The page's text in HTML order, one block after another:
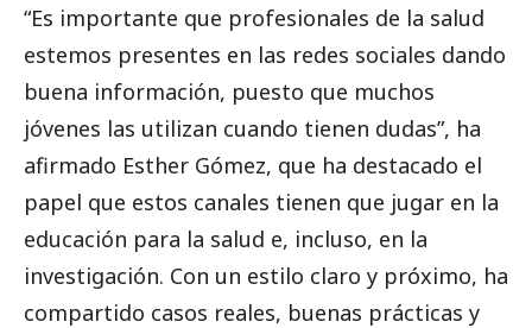
“Es importante que profesionales de la salud
estemos presentes en las redes sociales dando
buena información, puesto que muchos
jóvenes las utilizan cuando tienen dudas”, ha
afirmado Esther Gómez, que ha destacado el
papel que estos canales tienen que jugar en la
educación para la salud e, incluso, en la
investigación. Con un estilo claro y próximo, ha
compartido casos reales, buenas prácticas y